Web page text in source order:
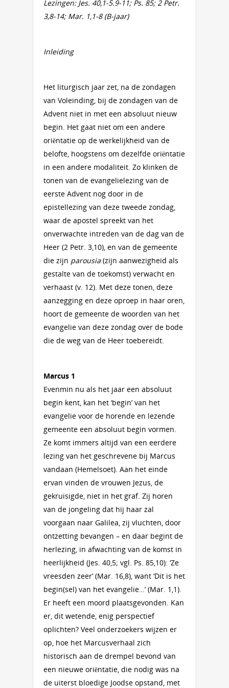
Lezingen: Jes. 40,1-5.9-11; Ps. 85; 2 Petr.
3,8-14; Mar. 1,1-8 (B-jaar)
Inleiding
Het liturgisch jaar zet, na de zondagen
van Voleinding, bij de zondagen van de
Advent niet in met een absoluut nieuw
begin. Het gaat niet om een andere
oriëntatie op de werkelijkheid van de
belofte, hoogstens om dezelfde oriëntatie
in een andere modaliteit. Zo klinken de
tonen van de evangelielezing van de
eerste Advent nog door in de
epistellezing van deze tweede zondag,
waar de apostel spreekt van het
onverwachte intreden van de dag van de
Heer (2 Petr. 3,10), en van de gemeente
die zijn parousia (zijn aanwezigheid als
gestalte van de toekomst) verwacht en
verhaast (v. 12). Met deze tonen, deze
aanzegging en deze oproep in haar oren,
hoort de gemeente de woorden van het
evangelie van deze zondag over de bode
die de weg van de Heer toebereidt.
Marcus 1
Evenmin nu als het jaar een absoluut
begin kent, kan het ‘begin’ van het
evangelie voor de horende en lezende
gemeente een absoluut begin vormen.
Ze komt immers altijd van een eerdere
lezing van het geschrevene bij Marcus
vandaan (Hemelsoet). Aan het einde
ervan vinden de vrouwen Jezus, de
gekruisigde, niet in het graf. Zij horen
van de jongeling dat hij haar zal
voorgaan naar Galilea, zij vluchten, door
ontzetting bevangen – en daar begint de
herlezing, in afwachting van de komst in
heerlijkheid (Jes. 40,5; vgl. Ps. 85,10): ‘Ze
vreesden zeer’ (Mar. 16,8), want ‘Dit is het
begin(sel) van het evangelie…’ (Mar. 1,1).
Er heeft een moord plaatsgevonden. Kan
er, dit wetende, enig perspectief
oplichten? Veel onderzoekers wijzen er
op, hoe het Marcusverhaal zich
historisch aan de drempel bevond van
een nieuwe oriëntatie, die nodig was na
de uiterst bloedige Joodse opstand, met